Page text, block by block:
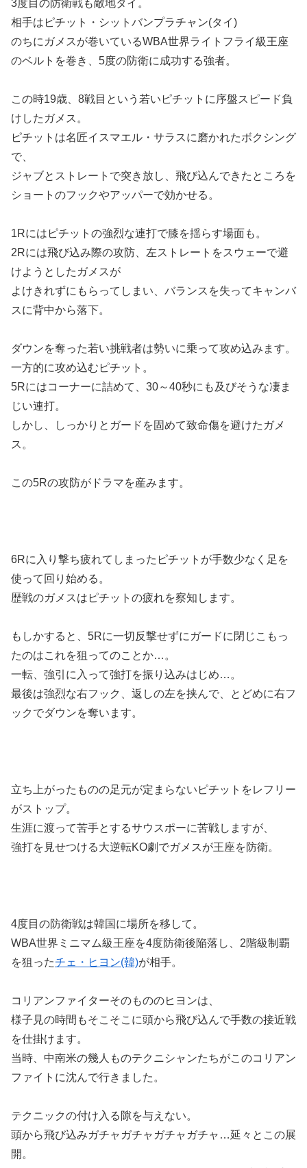
3度目の防衛戦も敵地タイ。
相手はピチット・シットバンプラチャン(タイ)
のちにガメスが巻いているWBA世界ライトフライ級王座
のベルトを巻き、5度の防衛に成功する強者。
この時19歳、8戦目という若いピチットに序盤スピード負
けしたガメス。
ピチットは名匠イスマエル・サラスに磨かれたボクシング
で、
ジャブとストレートで突き放し、飛び込んできたところを
ショートのフックやアッパーで効かせる。
1Rにはピチットの強烈な連打で膝を揺らす場面も。
2Rには飛び込み際の攻防、左ストレートをスウェーで避
けようとしたガメスが
よけきれずにもらってしまい、バランスを失ってキャンバ
スに背中から落下。
ダウンを奪った若い挑戦者は勢いに乗って攻め込みます。
一方的に攻め込むピチット。
5Rにはコーナーに詰めて、30～40秒にも及びそうな凄ま
じい連打。
しかし、しっかりとガードを固めて致命傷を避けたガメ
ス。
この5Rの攻防がドラマを産みます。
6Rに入り撃ち疲れてしまったピチットが手数少なく足を
使って回り始める。
歴戦のガメスはピチットの疲れを察知します。
もしかすると、5Rに一切反撃せずにガードに閉じこもっ
たのはこれを狙ってのことか…。
一転、強引に入って強打を振り込みはじめ…。
最後は強烈な右フック、返しの左を挟んで、とどめに右フ
ックでダウンを奪います。
立ち上がったものの足元が定まらないピチットをレフリー
がストップ。
生涯に渡って苦手とするサウスポーに苦戦しますが、
強打を見せつける大逆転KO劇でガメスが王座を防衛。
4度目の防衛戦は韓国に場所を移して。
WBA世界ミニマム級王座を4度防衛後陥落し、2階級制覇
を狙ったチェ・ヒヨン(韓)が相手。
コリアンファイターそのもののヒヨンは、
様子見の時間もそこそこに頭から飛び込んで手数の接近戦
を仕掛けます。
当時、中南米の幾人ものテクニシャンたちがこのコリアン
ファイトに沈んで行きました。
テクニックの付け入る隙を与えない。
頭から飛び込みガチャガチャガチャガチャ…延々とこの展
開。